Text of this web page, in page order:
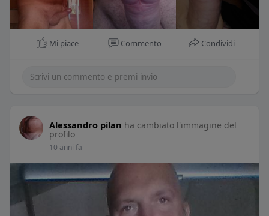
solo per coppie decise ............no single e no mille
chiamate e mail
Mi piace Commento Condividi
Alessandro pilan ha cambiato l'immagine del
profilo
10 anni fa